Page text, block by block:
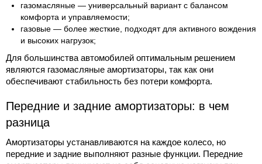
газомасляные — универсальный вариант с балансом
комфорта и управляемости;
газовые — более жесткие, подходят для активного вождения
и высоких нагрузок;
Для большинства автомобилей оптимальным решением
являются газомасляные амортизаторы, так как они
обеспечивают стабильность без потери комфорта.
Передние и задние амортизаторы: в чем
разница
Амортизаторы устанавливаются на каждое колесо, но
передние и задние выполняют разные функции. Передние